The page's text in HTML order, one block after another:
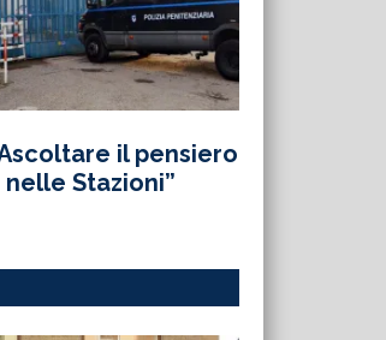
il pensiero
Stazioni”